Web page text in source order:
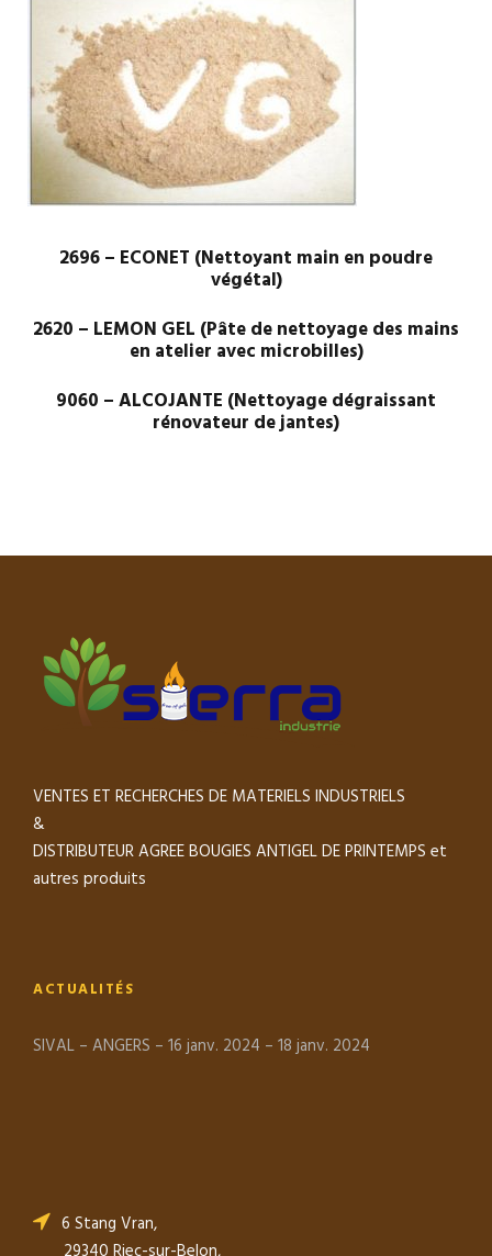
2696 – ECONET (Nettoyant main en poudre
végétal)
2620 – LEMON GEL (Pâte de nettoyage des mains
en atelier avec microbilles)
9060 – ALCOJANTE (Nettoyage dégraissant
rénovateur de jantes)
VENTES ET RECHERCHES DE MATERIELS INDUSTRIELS
&
DISTRIBUTEUR AGREE BOUGIES ANTIGEL DE PRINTEMPS et
autres produits
ACTUALITÉS
SIVAL – ANGERS – 16 janv. 2024 – 18 janv. 2024
6 Stang Vran,